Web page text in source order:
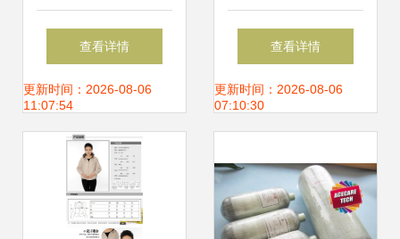
方更新中的应用与
挑战
查看详情
更新时间：2026-08-06
11:07:54
是真是假？购买前
必看的三大真相与
查看详情
更新时间：2026-08-06
07:10:30